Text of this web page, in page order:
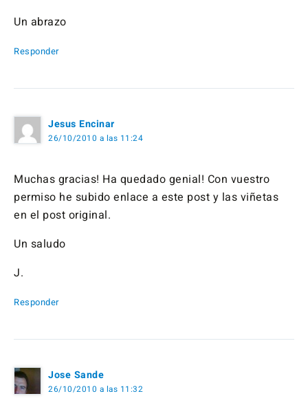
Un abrazo
Responder
Jesus Encinar
26/10/2010 a las 11:24
Muchas gracias! Ha quedado genial! Con vuestro
permiso he subido enlace a este post y las viñetas
en el post original.
Un saludo
J.
Responder
Jose Sande
26/10/2010 a las 11:32